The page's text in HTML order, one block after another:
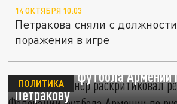
14 ОКТЯБРЯ 10:03
Петракова сняли с
поражения в игре
Русский тренер
Федерации футбола Армении
Петракову
ПОЛИТИКА